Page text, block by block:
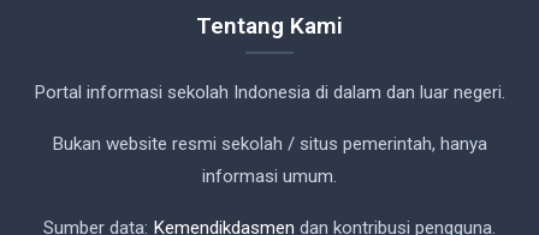
Tentang Kami
Portal informasi sekolah Indonesia di dalam dan luar negeri.
Bukan website resmi sekolah / situs pemerintah, hanya
informasi umum.
Sumber data: Kemendikdasmen dan kontribusi pengguna.